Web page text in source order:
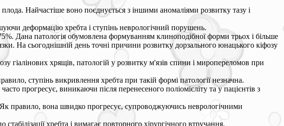
Найчастіше воно поєднується з іншими аномаліями розвитку тазу і
деформацію хребта і ступінь неврологічний порушень.
Дана патологія обумовлена формуванням клиноподібної форми трьох і більше
На сьогоднішній день точні причини розвитку дорзального юнацького кіфозу
гіалінових хрящів, патологій у розвитку м'язів спини і миропереломов при
ступінь викривлення хребта при такій формі патології незначна.
прогресує, виникаючи після перенесеного поліомієліту та у пацієнтів з
Як правило, вона швидко прогресує, супроводжуючись неврологічними
хребта і вимагає повторного хірургічного втручання.